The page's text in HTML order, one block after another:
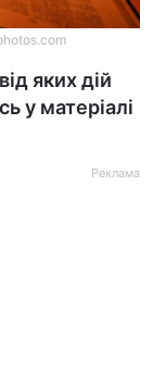
яких дій
у матеріалі
Реклама